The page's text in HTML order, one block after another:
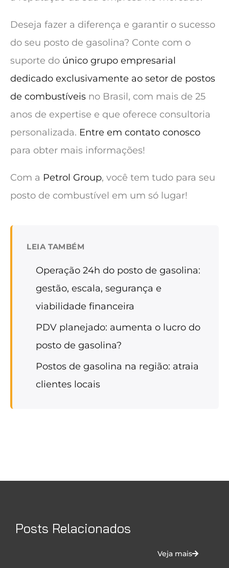
Deseja fazer a diferença e garantir o sucesso
do seu posto de gasolina? Conte com o
suporte do único grupo empresarial
dedicado exclusivamente ao setor de postos
de combustíveis no Brasil, com mais de 25
anos de expertise e que oferece consultoria
personalizada. Entre em contato conosco
para obter mais informações!
Com a Petrol Group, você tem tudo para seu
posto de combustível em um só lugar!
LEIA TAMBÉM
Operação 24h do posto de gasolina:
gestão, escala, segurança e
viabilidade financeira
PDV planejado: aumenta o lucro do
posto de gasolina?
Postos de gasolina na região: atraia
clientes locais
Posts Relacionados
Veja mais